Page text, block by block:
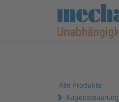
Alle Produkte
Augensteuerung